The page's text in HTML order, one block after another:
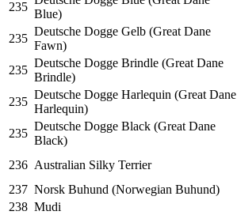
235
Blue)
235
Deutsche Dogge Gelb (Great Dane
Fawn)
235
Deutsche Dogge Brindle (Great Dane
Brindle)
235
Deutsche Dogge Harlequin (Great Dane
Harlequin)
235
Deutsche Dogge Black (Great Dane
Black)
236 Australian Silky Terrier
237 Norsk Buhund (Norwegian Buhund)
238 Mudi